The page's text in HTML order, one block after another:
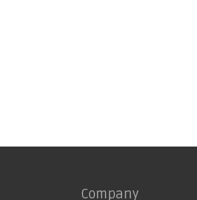
Company